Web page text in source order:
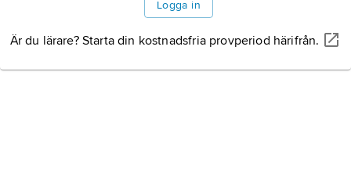
Logga in
Är du lärare? Starta din kostnadsfria provperiod härifrån.